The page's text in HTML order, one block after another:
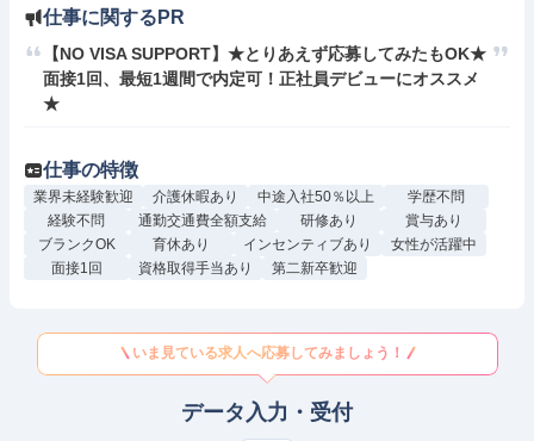
仕事に関するPR
【NO VISA SUPPORT】★とりあえず応募してみたもOK★
面接1回、最短1週間で内定可！正社員デビューにオススメ
★
仕事の特徴
業界未経験歓迎 介護休暇あり 中途入社50％以上
学歴不問
経験不問
通勤交通費全額支給 研修あり
賞与あり
ブランクOK
育休あり インセンティブあり
女性が活躍中
面接1回
資格取得手当あり 第二新卒歓迎
いま見ている求人へ応募してみましょう！
データ入力・受付